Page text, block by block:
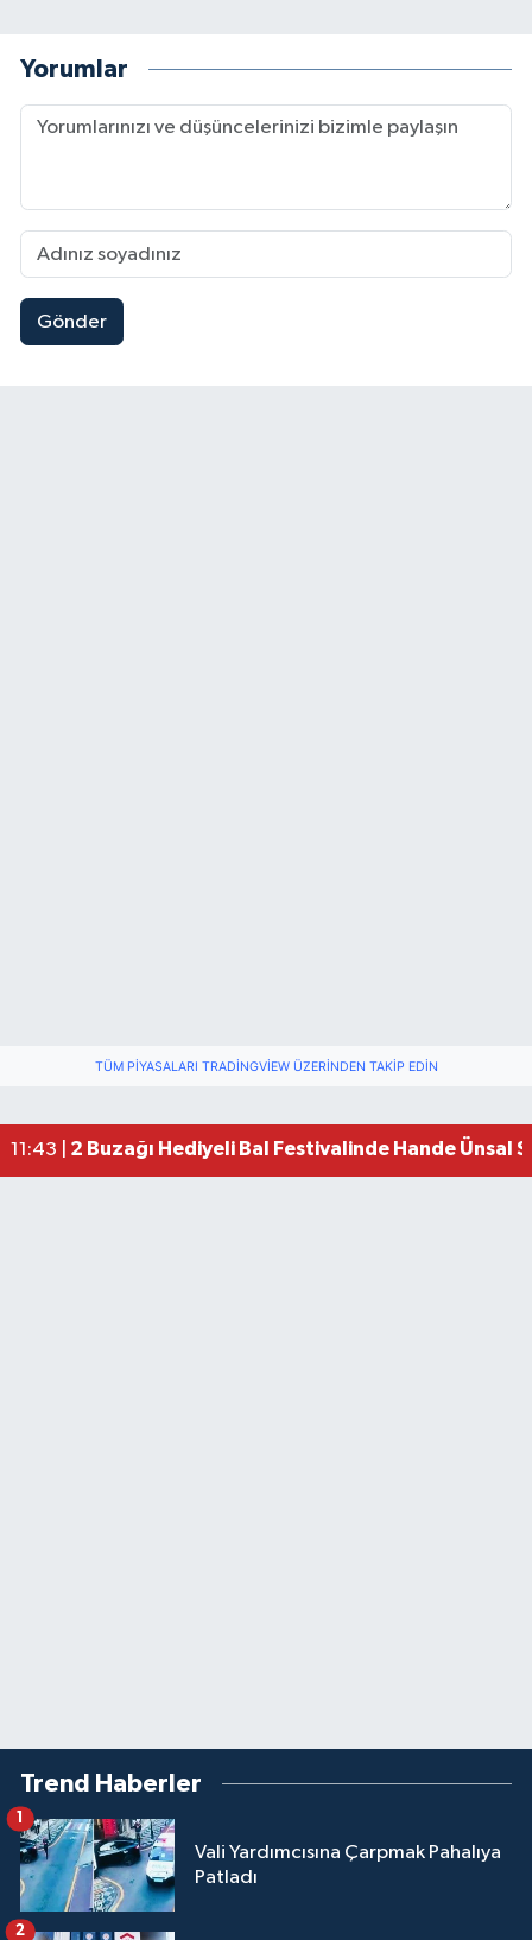
Yorumlar
Gönder
TÜM PIYASALARI TRADINGVIEW ÜZERINDEN TAKIP EDIN
11:43 | 2 Buzağı Hediyeli Bal Festivalinde Hande Ünsal
Trend Haberler
Vali Yardımcısına Çarpmak Pahalıya
Patladı
1
2